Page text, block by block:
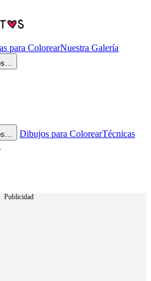
para ColorearNuestra Galería
Dibujos para ColorearTécnicas
Publicidad